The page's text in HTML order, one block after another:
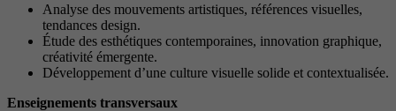
Analyse des mouvements artistiques, références visuelles,
tendances design.
Étude des esthétiques contemporaines, innovation graphique,
créativité émergente.
Développement d’une culture visuelle solide et contextualisée.
Enseignements transversaux